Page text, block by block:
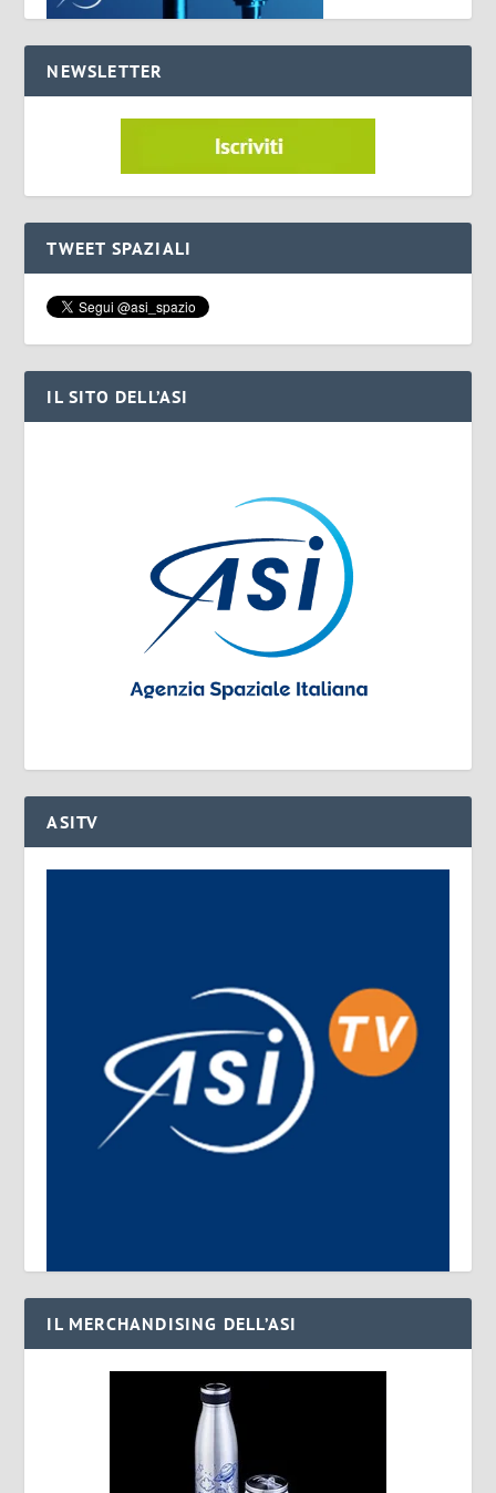
NEWSLETTER
TWEET SPAZIALI
IL SITO DELL’ASI
ASITV
IL MERCHANDISING DELL’ASI